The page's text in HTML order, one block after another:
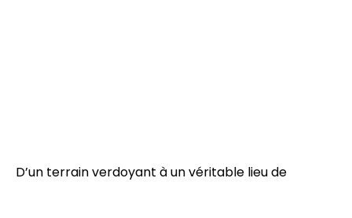
D’un terrain verdoyant à un véritable lieu de